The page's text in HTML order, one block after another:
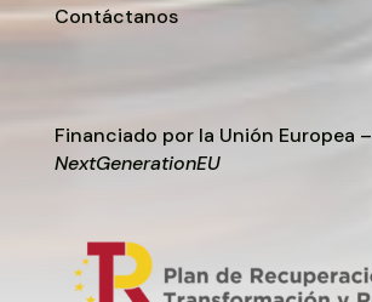
Contáctanos
Financiado por la Unión Europea –
NextGenerationEU